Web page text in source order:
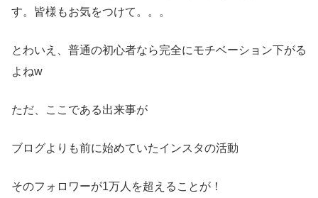
す。皆様もお気をつけて。。。
とわいえ、普通の初心者なら完全にモチベーション下がる
よねw
ただ、ここである出来事が
ブログよりも前に始めていたインスタの活動
そのフォロワーが1万人を超えることが！